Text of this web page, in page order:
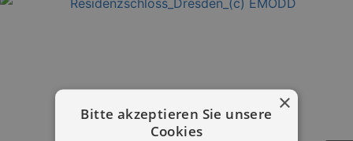
×
Bitte akzeptieren Sie unsere
Cookies